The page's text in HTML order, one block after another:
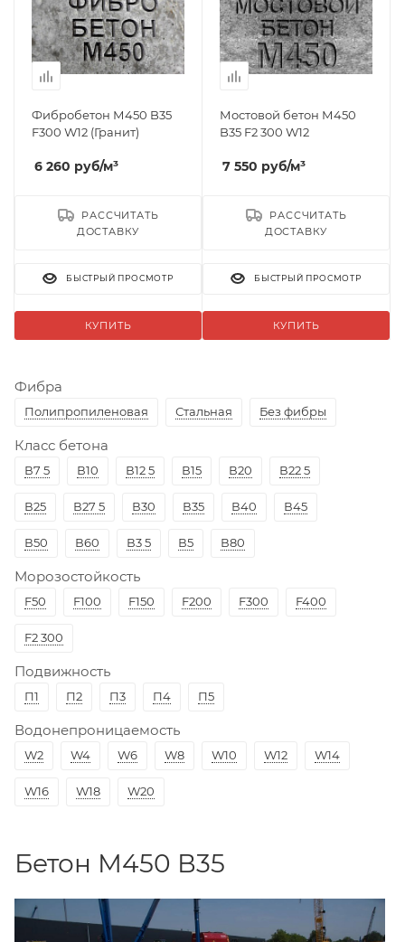
Фибробетон М450 B35
F300 W12 (Гранит)
6 260 руб/м³
КУПИТЬ
РАССЧИТАТЬ
ДОСТАВКУ
БЫСТРЫЙ ПРОСМОТР
Мостовой бетон М450
B35 F2 300 W12
7 550 руб/м³
КУПИТЬ
РАССЧИТАТЬ
ДОСТАВКУ
БЫСТРЫЙ ПРОСМОТР
Фибра
Полипропиленовая Стальная Без фибры
Класс бетона
В7 5 В10 В12 5 В15 В20 В22 5
В25 В27 5 В30 В35 В40 В45
В50 В60 В3 5 В5 В80
Морозостойкость
F50 F100 F150 F200 F300 F400
F2 300
Подвижность
П1 П2 П3 П4 П5
Водонепроницаемость
W2 W4 W6 W8 W10 W12 W14
W16 W18 W20
Бетон М450 В35